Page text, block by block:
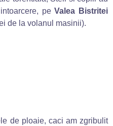
peValea Bistritei
de la volanul masinii).
de ploaie, caci am zgribulit